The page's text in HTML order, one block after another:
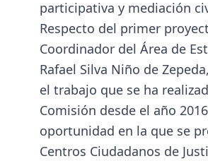
participativa y mediación
Respecto del primer
Coordinador del Área de
Rafael Silva Niño de
el trabajo que se ha
Comisión desde el año
oportunidad en la que se
Centros Ciudadanos de